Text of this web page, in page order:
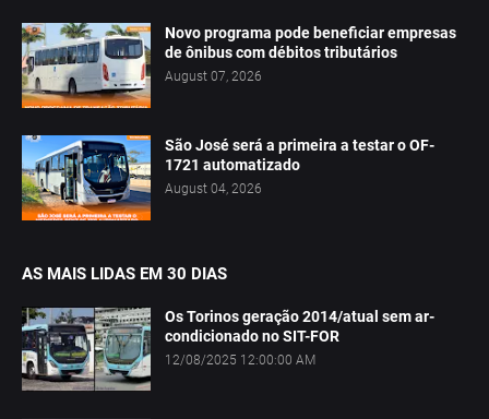
Novo programa pode beneficiar empresas
de ônibus com débitos tributários
August 07, 2026
São José será a primeira a testar o OF-
1721 automatizado
August 04, 2026
AS MAIS LIDAS EM 30 DIAS
Os Torinos geração 2014/atual sem ar-
condicionado no SIT-FOR
12/08/2025 12:00:00 AM